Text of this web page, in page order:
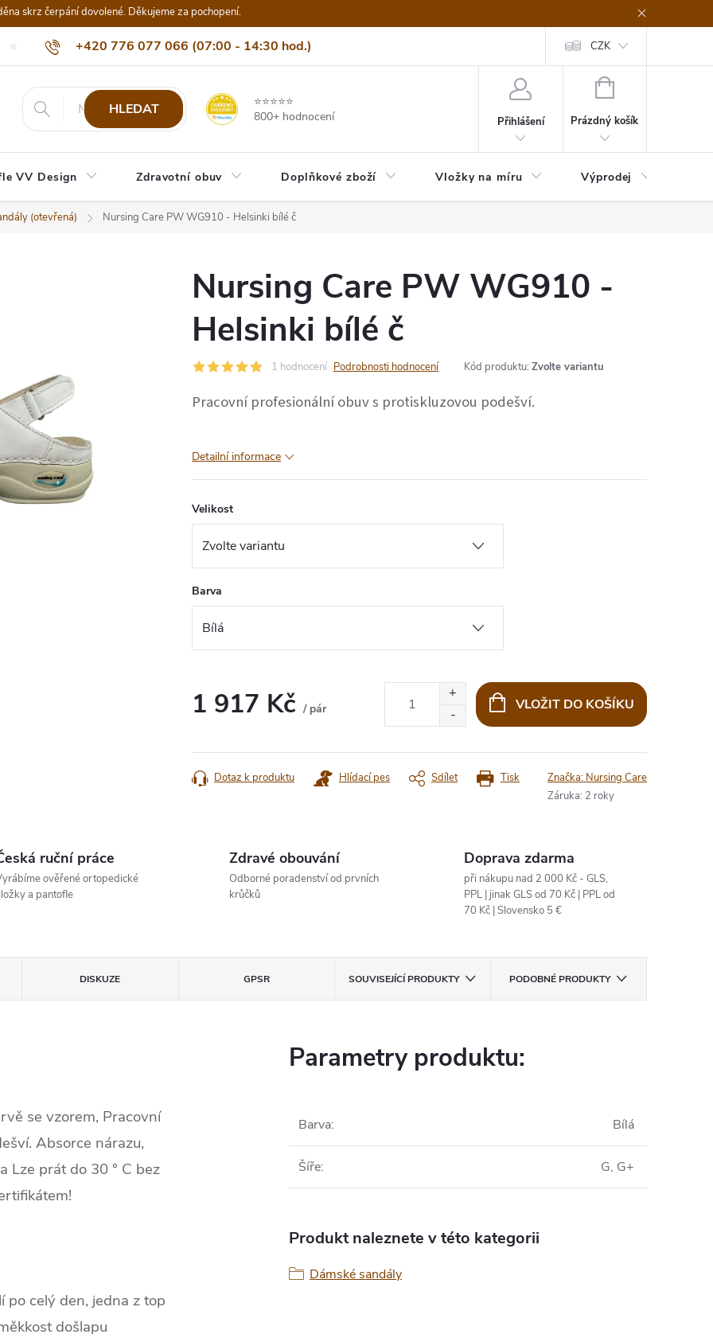
skrz čerpání dovolené. Děkujeme za pochopení.
+420 776 077 066 (07:00 - 14:30 hod.)
info@eshop-vvdesign.cz
Nejčastější dotazy Naši odběratelé Doprava a platba Vrácení, výměna nebo
CZK
HLEDAT
⭐⭐⭐⭐⭐
800+ hodnocení
Přihlášení
NÁKUPNÍ
Prázdný košík
VV Design Zdravotní obuv Doplňkové zboží Vložky na míru Výprodej
(otevřená) Nursing Care PW WG910 - Helsinki bílé č
Nursing Care PW WG910 -
Helsinki bílé č
1 hodnocení Podrobnosti hodnocení Kód produktu: Zvolte variantu
Pracovní profesionální obuv s protiskluzovou podešví.
Detailní informace
Velikost
Barva
1 917 Kč / pár
VLOŽIT DO KOŠÍKU
Tisk
Dotaz k produktu Hlídací pes Sdílet Značka: Nursing Care
Záruka: 2 roky
ruční práce
ověřené ortopedické
a pantofle
Zdravé obouvání
Odborné poradenství od prvních
krůčků
Doprava zdarma
při nákupu nad 2 000 Kč - GLS,
PPL | jinak GLS od 70 Kč | PPL od
70 Kč | Slovensko 5 €
DISKUZE GPSR SOUVISEJÍCÍ PRODUKTY PODOBNÉ PRODUKTY
se vzorem, Pracovní
Absorce nárazu,
Lze prát do 30 ° C bez
po celý den, jedna z top
došlapu
Parametry produktu:
Barva: Bílá
Šíře: G, G+
Produkt naleznete v této kategorii
Dámské sandály